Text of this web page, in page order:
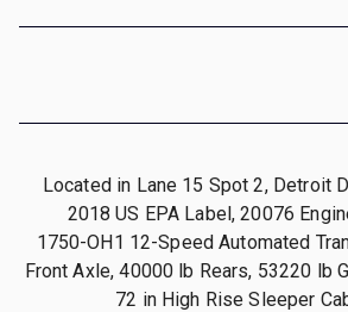
Located in Lane 15 Spot 2, Detroit
2018 US EPA Label, 20076
1750-OH1 12-Speed Automated
Front Axle, 40000 lb Rears, 53220 lb
72 in High Rise Sleeper